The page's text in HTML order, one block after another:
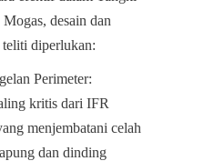
desain dan
diperlukan:
Perimeter:
kritis dari IFR
menjembatani celah
dan dinding